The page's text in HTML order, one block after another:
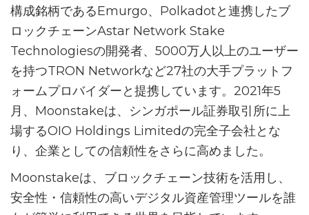
構成銘柄であるEmurgo、Polkadotと連携したブ
ロックチェーンAstar Network Stake
Technologiesの開発者、5000万人以上のユーザー
を持つTRON Networkなど27社の大手プラットフ
ォームプロバイダーと提携しています。2021年5
月、Moonstakeは、シンガポール証券取引所に上
場するOIO Holdings Limitedの完全子会社とな
り、企業としての信頼性をさらに高めました。
Moonstakeは、ブロックチェーン技術を活用し、
安全性・信頼性の高いデジタル資産管理ツールを誰